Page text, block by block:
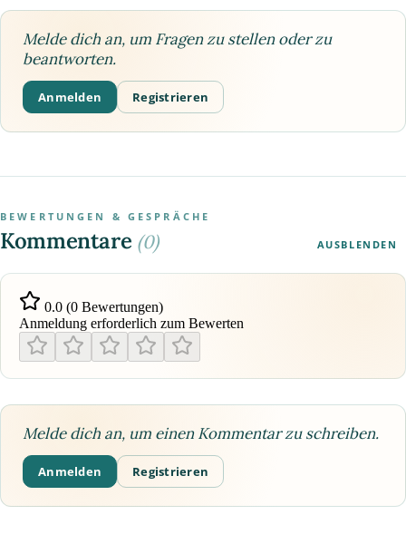
Melde dich an, um Fragen zu stellen oder zu
beantworten.
Anmelden Registrieren
BEWERTUNGEN & GESPRÄCHE
Kommentare (0) AUSBLENDEN
0.0 (0 Bewertungen)
Anmeldung erforderlich zum Bewerten
Melde dich an, um einen Kommentar zu schreiben.
Anmelden Registrieren